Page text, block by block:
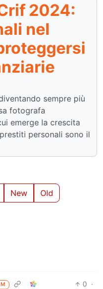
2024:
nel
sempre più
fotografa
emerge la crescita
personali sono il
New Old
M 0 ·